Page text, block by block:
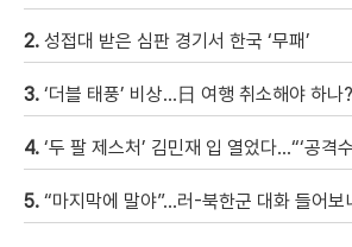
2. 성접대 받은 심판 경기서 한국 ‘무패’
3. ‘더블 태풍’ 비상…日 여행 취소해야 하나?
4. ‘두 팔 제스처’ 김민재 입 열었다…“‘공격
5. “마지막에 말야”…러-북한군 대화 들어보